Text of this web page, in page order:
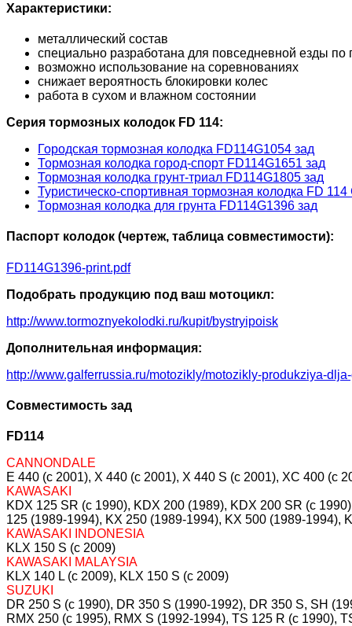
Характеристики:
металлический состав
специально разработана для повседневной езды по
возможно использование на соревнованиях
снижает вероятность блокировки колес
работа в сухом и влажном состоянии
Серия тормозных колодок FD 114:
Городская тормозная колодка FD114G1054 зад
Тормозная колодка город-спорт FD114G1651 зад
Тормозная колодка грунт-триал FD114G1805 зад
Туристическо-спортивная тормозная колодка FD 114
Тормозная колодка для грунта FD114G1396 зад
Паспорт колодок (чертеж, таблица совместимости):
FD114G1396-print.pdf
Подобрать продукцию под ваш мотоцикл:
http://www.tormoznyekolodki.ru/kupit/bystryipoisk
Дополнительная информация:
http://www.galferrussia.ru/motozikly/motozikly-produkziya-
Совместимость зад
FD114
CANNONDALE
E 440 (c 2001), X 440 (c 2001), X 440 S (c 2001), XC 400 (c
KAWASAKI
KDX 125 SR (c 1990), KDX 200 (1989), KDX 200 SR (c
125 (1989-1994), KX 250 (1989-1994), KX 500 (1989-1994),
KAWASAKI INDONESIA
KLX 150 S (c 2009)
KAWASAKI MALAYSIA
KLX 140 L (c 2009), KLX 150 S (c 2009)
SUZUKI
DR 250 S (c 1990), DR 350 S (1990-1992), DR 350 S, SH
RMX 250 (c 1995), RMX S (1992-1994), TS 125 R (c 1990),